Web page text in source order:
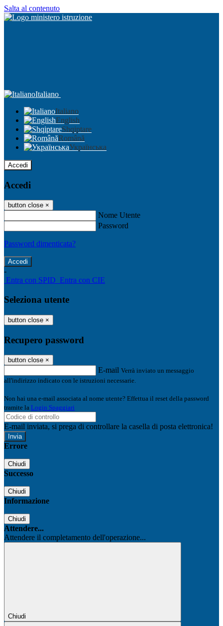
Salta al contenuto
Italiano
Italiano
English
Shqiptare
Română
Українська
Accedi
Accedi
button close ×
Nome Utente
Password
Password dimenticata?
-
Entra con SPID Entra con CIE
Seleziona utente
button close ×
Recupero password
button close ×
E-mail Verrà inviato un messaggio
all'indirizzo indicato con le istruzioni necessarie.
Non hai una e-mail associata al nome utente? Effettua il reset della password
tramite la Login Spaggiari
E-mail inviata, si prega di controllare la casella di posta elettronica!
Errore
Chiudi
Successo
Chiudi
Informazione
Chiudi
Attendere...
Attendere il completamento dell'operazione...
Chiudi